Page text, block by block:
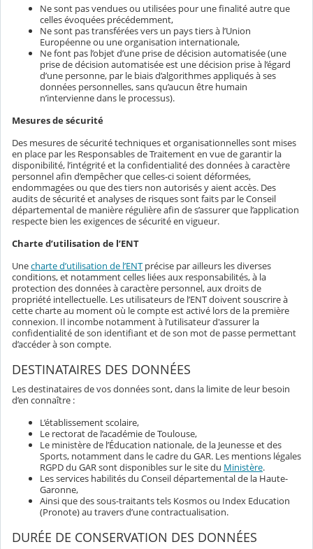
Ne sont pas vendues ou utilisées pour une finalité autre que
celles évoquées précédemment,
Ne sont pas transférées vers un pays tiers à l’Union
Européenne ou une organisation internationale,
Ne font pas l’objet d’une prise de décision automatisée (une
prise de décision automatisée est une décision prise à l’égard
d’une personne, par le biais d’algorithmes appliqués à ses
données personnelles, sans qu’aucun être humain
n’intervienne dans le processus).
Mesures de sécurité
Des mesures de sécurité techniques et organisationnelles sont mises
en place par les Responsables de Traitement en vue de garantir la
disponibilité, l’intégrité et la confidentialité des données à caractère
personnel afin d’empêcher que celles-ci soient déformées,
endommagées ou que des tiers non autorisés y aient accès. Des
audits de sécurité et analyses de risques sont faits par le Conseil
départemental de manière régulière afin de s’assurer que l’application
respecte bien les exigences de sécurité en vigueur.
Charte d’utilisation de l’ENT
Unecharte d’utilisation de l’ENT précise par ailleurs les diverses
conditions, et notamment celles liées aux responsabilités, à la
protection des données à caractère personnel, aux droits de
propriété intellectuelle. Les utilisateurs de l’ENT doivent souscrire à
cette charte au moment où le compte est activé lors de la première
connexion. Il incombe notamment à l’utilisateur d'assurer la
confidentialité de son identifiant et de son mot de passe permettant
d’accéder à son compte.
DESTINATAIRES DES DONNÉES
Les destinataires de vos données sont, dans la limite de leur besoin
d’en connaître :
L’établissement scolaire,
Le rectorat de l’académie de Toulouse,
Le ministère de l’Éducation nationale, de la Jeunesse et des
Sports, notamment dans le cadre du GAR. Les mentions légales
RGPD du GAR sont disponibles sur le site du Ministère.
Les services habilités du Conseil départemental de la Haute-
Garonne,
Ainsi que des sous-traitants tels Kosmos ou Index Education
(Pronote) au travers d’une contractualisation.
DURÉE DE CONSERVATION DES DONNÉES